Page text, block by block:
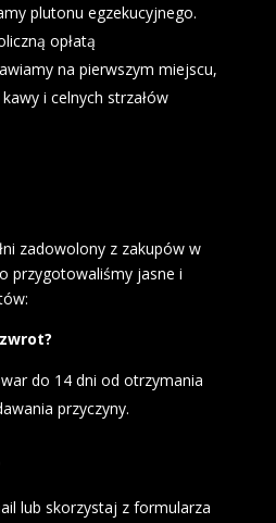
plutonu egzekucyjnego.
opłatą
na pierwszym miejscu,
i celnych strzałów
zadowolony z zakupów w
przygotowaliśmy jasne i
do 14 dni od otrzymania
przyczyny.
lub skorzystaj z formularza